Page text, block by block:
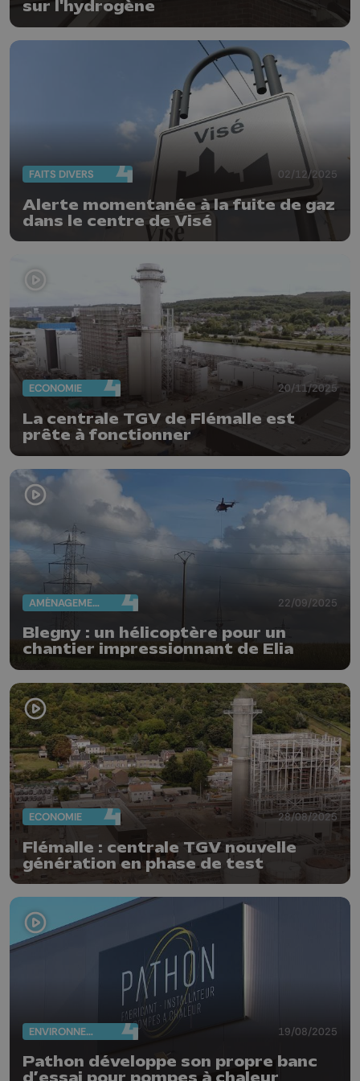
sur l'hydrogène
FAITS DIVERS 02/12/2025
Alerte momentanée à la fuite de gaz
dans le centre de Visé
ECONOMIE 20/11/2025
La centrale TGV de Flémalle est
prête à fonctionner
AMÉNAGEMENT DU TERRITOIRE 22/09/2025
Blegny : un hélicoptère pour un
chantier impressionnant de Elia
ECONOMIE 28/08/2025
Flémalle : centrale TGV nouvelle
génération en phase de test
ENVIRONNEMENT 19/08/2025
Pathon développe son propre banc